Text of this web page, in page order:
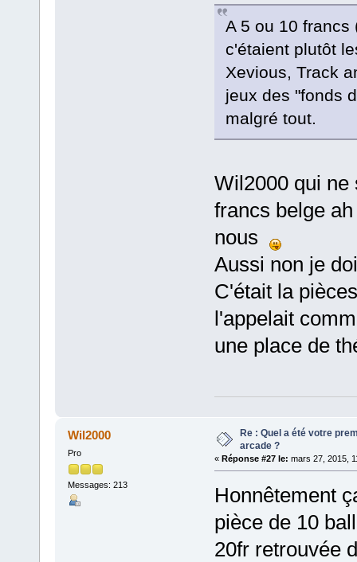
A 5 ou 10 francs
c'étaient plutôt
Xevious, Track
jeux des "fonds
malgré tout.
Wil2000 qui ne
francs belge
nous
Aussi non je
C'était la
l'appelait
une place de
Wil2000
Pro
Messages: 213
Re : Quel a été votre
arcade ?
« Réponse #27 le: mars 27, 2015,
Honnêtement
pièce de 10
20fr retrouvée